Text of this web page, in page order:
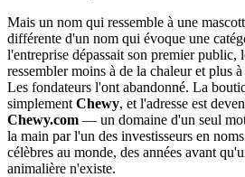
Mais un nom qui ressemble à une
différente d'un nom qui évoque une
l'entreprise dépassait son premier public,
ressembler moins à de la chaleur et plus
Les fondateurs l'ont abandonné. La
simplement Chewy, et l'adresse est
Chewy.com — un domaine d'un seul
la main par l'un des investisseurs en
célèbres au monde, des années avant
animalière n'existe.